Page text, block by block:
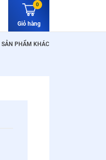
0
Giỏ hàng
SẢN PHẨM KHÁC